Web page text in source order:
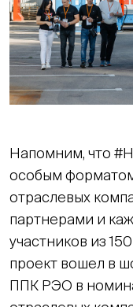
Напомним, что
особым
отраслевых
партнерами и
участников из
проект вошел в
ППК РЭО в